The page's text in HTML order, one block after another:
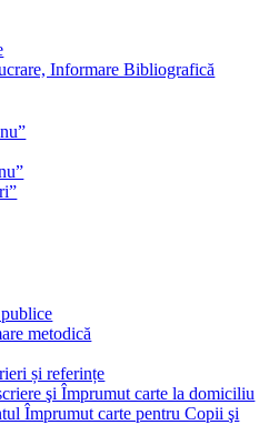
Informare Bibliografică
metodică
și referințe
şi Împrumut carte la domiciliu
Împrumut carte pentru Copii şi